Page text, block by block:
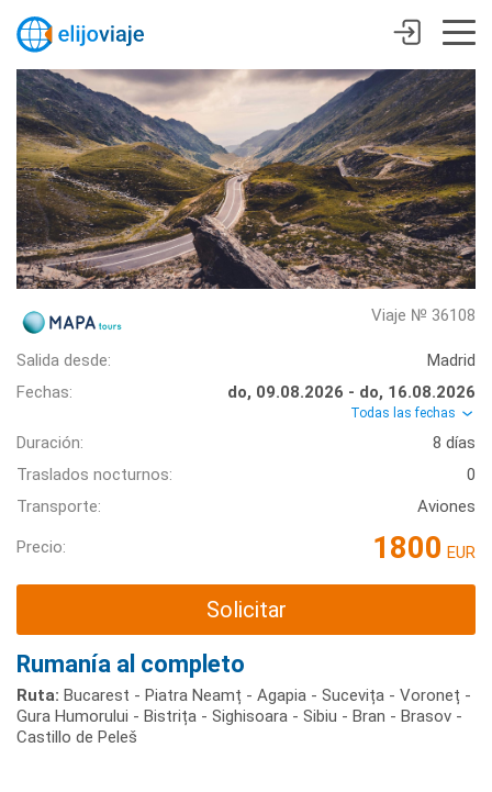
Viaje № 36108
Salida desde:
Madrid
Fechas:
do, 09.08.2026 - do, 16.08.2026
Todas las fechas
Duración:
8 días
Traslados nocturnos:
0
Transporte:
Aviones
Precio: 1800 EUR
Solicitar
Rumanía al completo
Ruta: Bucarest - Piatra Neamț - Agapia - Sucevița - Voroneț -
Gura Humorului - Bistrița - Sighisoara - Sibiu - Bran - Brasov -
Castillo de Peleš